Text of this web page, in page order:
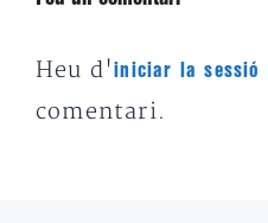
Heu d'iniciar la sessió
comentari.